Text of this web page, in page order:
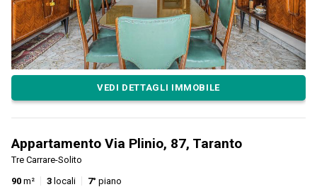
VEDI DETTAGLI IMMOBILE
Appartamento Via Plinio, 87, Taranto
Tre Carrare-Solito
90 m² 3 locali 7° piano